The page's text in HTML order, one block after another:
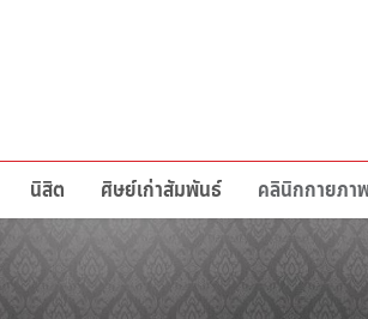
นิสิต ศิษย์เก่าสัมพันธ์